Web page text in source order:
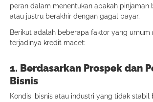
peran dalam menentukan apakah pinjaman
atau justru berakhir dengan gagal bayar.
Berikut adalah beberapa faktor yang umum
terjadinya kredit macet:
1. Berdasarkan Prospek dan
Bisnis
Kondisi bisnis atau industri yang tidak stabil